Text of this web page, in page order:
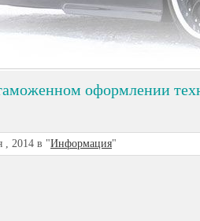
оформлении
, 2014 в "Информация"